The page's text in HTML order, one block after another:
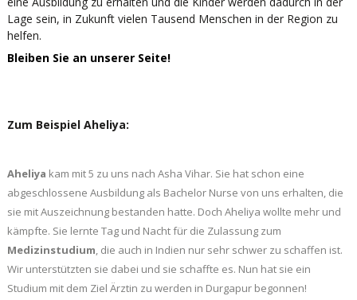
Lage sein, in Zukunft vielen Tausend Menschen in der Region zu
helfen.
Bleiben Sie an unserer Seite!
Zum Beispiel Aheliya:
Aheliya kam mit 5 zu uns nach Asha Vihar. Sie hat schon eine
abgeschlossene Ausbildung als Bachelor Nurse von uns erhalten, die
sie mit Auszeichnung bestanden hatte. Doch Aheliya wollte mehr und
kämpfte. Sie lernte Tag und Nacht für die Zulassung zum
Medizinstudium, die auch in Indien nur sehr schwer zu schaffen ist.
Wir unterstützten sie dabei und sie schaffte es. Nun hat sie ein
Studium mit dem Ziel Ärztin zu werden in Durgapur begonnen!